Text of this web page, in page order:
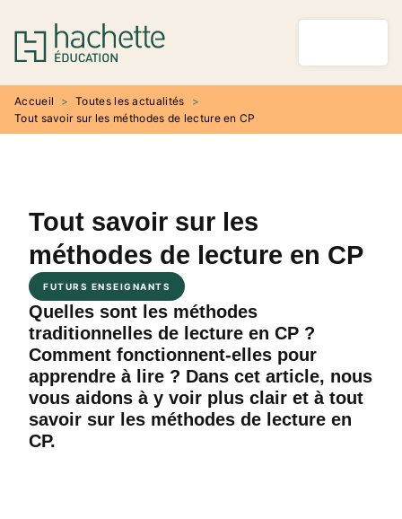
MENU RECHERCHE
PIED DE PAGE
Accueil > Toutes les actualités
>
Tout savoir sur les méthodes de lecture en CP
Tout savoir sur les
méthodes de lecture en CP
FUTURS ENSEIGNANTS
Quelles sont les méthodes
traditionnelles de lecture en CP ?
Comment fonctionnent-elles pour
apprendre à lire ? Dans cet article, nous
vous aidons à y voir plus clair et à tout
savoir sur les méthodes de lecture en
CP.